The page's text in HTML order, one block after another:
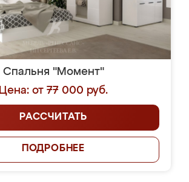
Спальня "Момент"
Цена: от 77 000 руб.
РАССЧИТАТЬ
ПОДРОБНЕЕ